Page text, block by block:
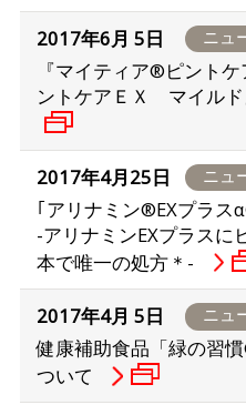
2017年6月 5日 ニュ
『マイティア®ピント
ントケアＥＸ マイルド
2017年4月25日 ニュ
｢アリナミン®EXプラス
-アリナミンEXプラスに
本で唯一の処方＊-
2017年4月 5日 ニュ
健康補助食品「緑の習
ついて